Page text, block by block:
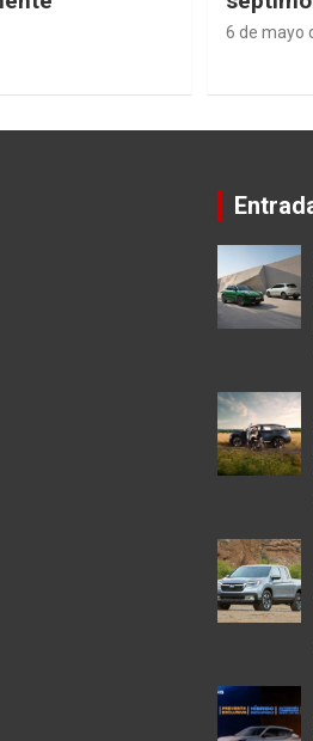
6 de mayo